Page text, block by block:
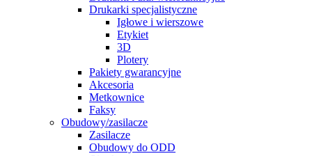
Drukarki specjalistyczne
Igłowe i wierszowe
Etykiet
3D
Plotery
Pakiety gwarancyjne
Akcesoria
Metkownice
Faksy
Obudowy/zasilacze
Zasilacze
Obudowy do ODD